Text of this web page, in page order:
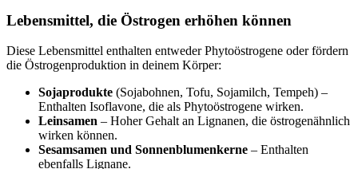
Lebensmittel, die Östrogen erhöhen können
Diese Lebensmittel enthalten entweder Phytoöstrogene oder fördern
die Östrogenproduktion in deinem Körper:
Sojaprodukte (Sojabohnen, Tofu, Sojamilch, Tempeh) –
Enthalten Isoflavone, die als Phytoöstrogene wirken.
Leinsamen – Hoher Gehalt an Lignanen, die östrogenähnlich
wirken können.
Sesamsamen und Sonnenblumenkerne – Enthalten
ebenfalls Lignane.